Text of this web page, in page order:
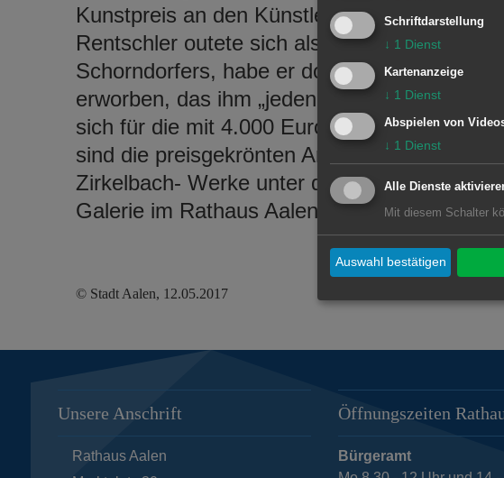
Kunstpreis an den Künstler Helmut Anton
Rentschler outete sich als langjähriger Fan
Schorndorfers, habe er doch vor über 20
erworben, das ihm „jeden Tag Freude
sich für die mit 4.000 Euro dotierte
sind die preisgekrönten Arbeiten der
Zirkelbach- Werke unter dem Titel „Tiefer als
Galerie im Rathaus Aalen zu sehen.
© Stadt Aalen, 12.05.2017
Unsere Anschrift
Rathaus Aalen
Öffnungszeiten
Bürgeramt
Schriftdarstellung
↓ 1 Dienst
Kartenanzeige
↓ 1 Dienst
Abspielen von
↓ 1 Dienst
Alle Dienste
Mit diesem Schalter
Auswahl bestätigen